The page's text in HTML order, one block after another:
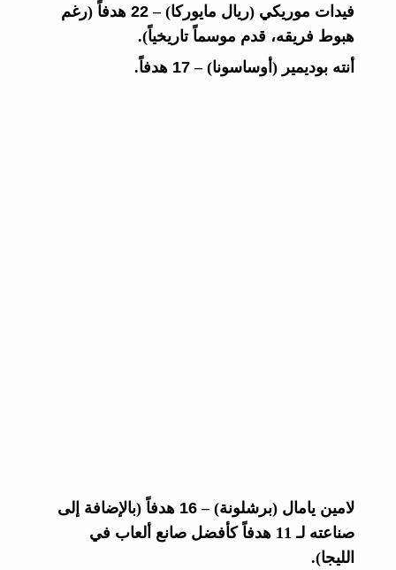
فيدات موريكي (ريال مايوركا) –22 هدفاً
(رغم
هبوط فريقه، قدم موسماً تاريخياً).
أنته بوديمير (أوساسونا) –17 هدفاً .
لامين يامال (برشلونة) –16 هدفاً
(بالإضافة إلى
صناعته لـ 11 هدفاً كأفضل صانع ألعاب في
الليجا).